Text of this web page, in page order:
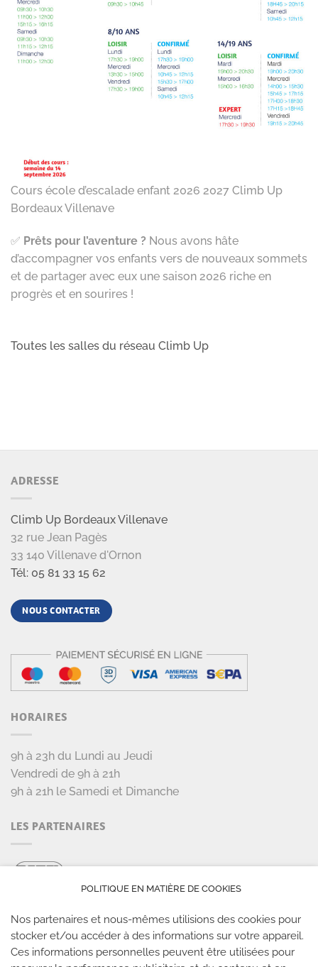
Cours école d’escalade enfant 2026 2027 Climb Up
Bordeaux Villenave
✅ Prêts pour l’aventure ? Nous avons hâte
d’accompagner vos enfants vers de nouveaux sommets
et de partager avec eux une saison 2026 riche en
progrès et en sourires !
Toutes les salles du réseau Climb Up
ADRESSE
Climb Up Bordeaux Villenave
32 rue Jean Pagès
33 140 Villenave d'Ornon
Tél: 05 81 33 15 62
NOUS CONTACTER
HORAIRES
9h à 23h du Lundi au Jeudi
Vendredi de 9h à 21h
9h à 21h le Samedi et Dimanche
LES PARTENAIRES
POLITIQUE EN MATIÈRE DE COOKIES
Nos partenaires et nous-mêmes utilisions des cookies pour
stocker et/ou accéder à des informations sur votre appareil.
Ces informations personnelles peuvent être utilisées pour